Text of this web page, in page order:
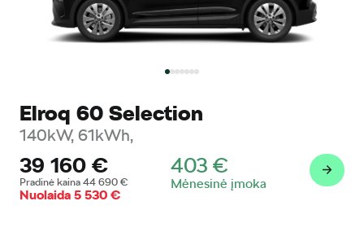
Elroq 60 Selection
140kW, 61kWh,
39 160 €
Pradinė kaina 44 690 €
Nuolaida 5 530 €
403 €
Mėnesinė įmoka